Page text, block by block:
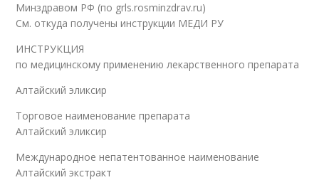
Минздравом РФ (по grls.rosminzdrav.ru)
См. откуда получены инструкции МЕДИ РУ
ИНСТРУКЦИЯ
по медицинскому применению лекарственного препарата
Алтайский эликсир
Торговое наименование препарата
Алтайский эликсир
Международное непатентованное наименование
Алтайский экстракт